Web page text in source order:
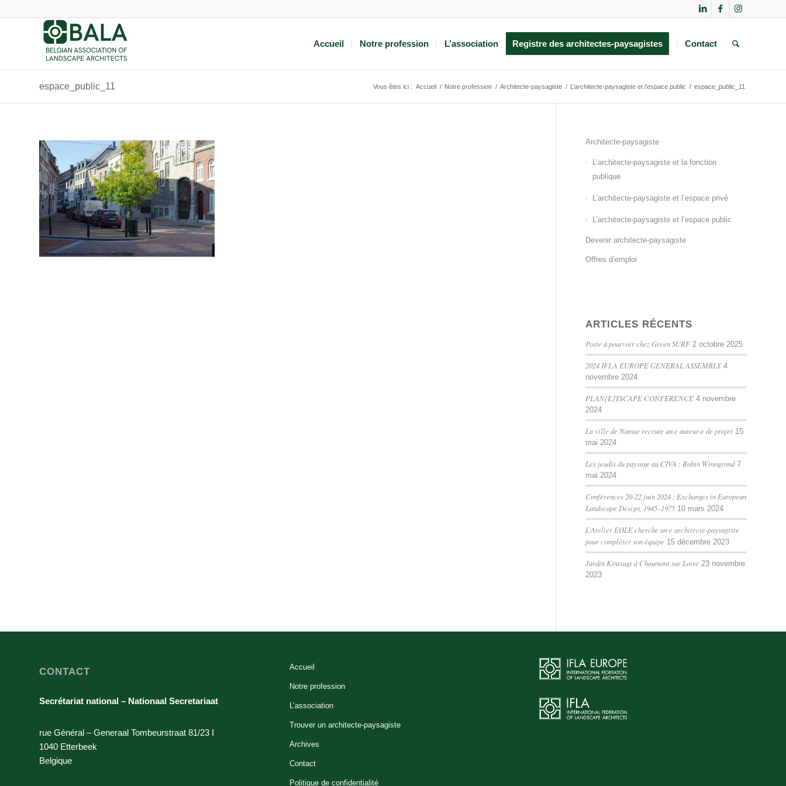
Accueil Notre profession L’association Registre des architectes-paysagistes Contact
espace_public_11 Vous êtes ici : Accueil / Notre profession / Architecte-paysagiste / L’architecte-paysagiste et l’espace public / espace_public_11
Architecte-paysagiste
L’architecte-paysagiste et la fonction
publique
L’architecte-paysagiste et l’espace privé
L’architecte-paysagiste et l’espace public
Devenir architecte-paysagiste
Offres d’emploi
ARTICLES RÉCENTS
Poste à pourvoir chez Green SURF 2 octobre 2025
2024 IFLA EUROPE GENERAL ASSEMBLY 4
novembre 2024
PLAN[E]TSCAPE CONFERENCE 4 novembre
2024
La ville de Namur recrute un·e auteur·e de projet 15
mai 2024
Les jeudis du paysage au CIVA : Robin Winogrond 7
mai 2024
Conférences 20-22 juin 2024 : Exchanges in European
Landscape Design, 1945–1975 10 mars 2024
L’Atelier EOLE cherche un·e architecte-paysagiste
pour compléter son équipe 15 décembre 2023
Jardin Kintsugi à Chaumont sur Loire 23 novembre
2023
CONTACT
Secrétariat national – Nationaal Secretariaat
rue Général – Generaal Tombeurstraat 81/23 I
1040 Etterbeek
Belgique
Accueil
Notre profession
L’association
Trouver un architecte-paysagiste
Archives
Contact
Politique de confidentialité